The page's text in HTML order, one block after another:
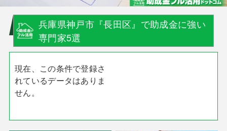
兵庫県神戸市『長田区』で助成金に強い
専門家5選
現在、この条件で登録さ
れているデータはありま
せん。